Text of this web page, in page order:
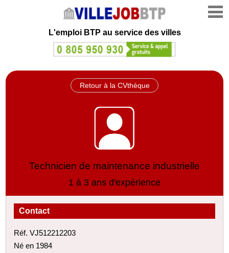
L'emploi BTP au service des villes
Retour à la CVthèque
Technicien de maintenance industrielle
1 à 3 ans d'expérience
Contact
Réf. VJ512212203
Né en 1984